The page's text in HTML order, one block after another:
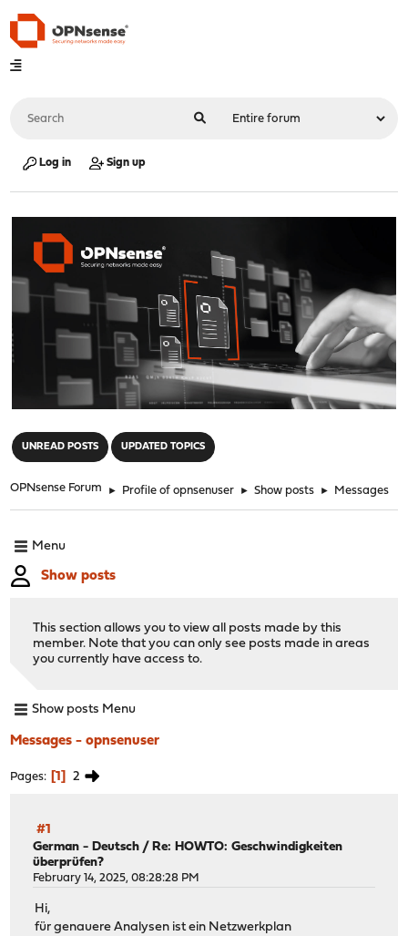
Log in Sign up
UNREAD POSTS UPDATED TOPICS
OPNsense Forum ► Profile of opnsenuser ► Show posts ► Messages
Menu
Show posts
This section allows you to view all posts made by this
member. Note that you can only see posts made in areas
you currently have access to.
Show posts Menu
Messages - opnsenuser
Pages 1 2
#1
German - Deutsch / Re: HOWTO: Geschwindigkeiten
überprüfen?
February 14, 2025, 08:28:28 PM
Hi,
für genauere Analysen ist ein Netzwerkplan